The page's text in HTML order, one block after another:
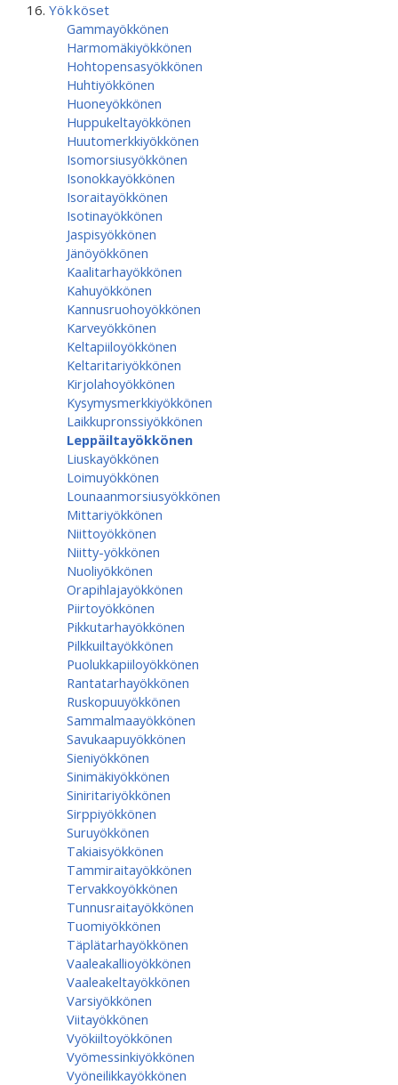
Yökköset
Gammayökkönen
Harmomäkiyökkönen
Hohtopensasyökkönen
Huhtiyökkönen
Huoneyökkönen
Huppukeltayökkönen
Huutomerkkiyökkönen
Isomorsiusyökkönen
Isonokkayökkönen
Isoraitayökkönen
Isotinayökkönen
Jaspisyökkönen
Jänöyökkönen
Kaalitarhayökkönen
Kahuyökkönen
Kannusruohoyökkönen
Karveyökkönen
Keltapiiloyökkönen
Keltaritariyökkönen
Kirjolahoyökkönen
Kysymysmerkkiyökkönen
Laikkupronssiyökkönen
Leppäiltayökkönen
Liuskayökkönen
Loimuyökkönen
Lounaanmorsiusyökkönen
Mittariyökkönen
Niittoyökkönen
Niitty-yökkönen
Nuoliyökkönen
Orapihlajayökkönen
Piirtoyökkönen
Pikkutarhayökkönen
Pilkkuiltayökkönen
Puolukkapiiloyökkönen
Rantatarhayökkönen
Ruskopuuyökkönen
Sammalmaayökkönen
Savukaapuyökkönen
Sieniyökkönen
Sinimäkiyökkönen
Siniritariyökkönen
Sirppiyökkönen
Suruyökkönen
Takiaisyökkönen
Tammiraitayökkönen
Tervakkoyökkönen
Tunnusraitayökkönen
Tuomiyökkönen
Täplätarhayökkönen
Vaaleakallioyökkönen
Vaaleakeltayökkönen
Varsiyökkönen
Viitayökkönen
Vyökiiltoyökkönen
Vyömessinkiyökkönen
Vyöneilikkayökkönen